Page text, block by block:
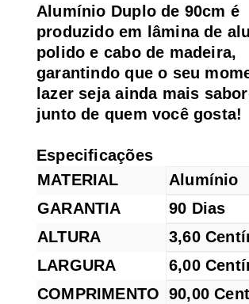
Alumínio Duplo de 90cm é
produzido em lâmina de
polido e cabo de madeira,
garantindo que o seu
lazer seja ainda mais
junto de quem você gosta!
Especificações
MATERIAL
Alumínio
GARANTIA
90 Dias
ALTURA
3,60
LARGURA
6,00
COMPRIMENTO 90,00